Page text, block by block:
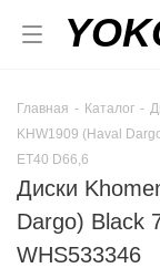
Главная - Каталог -
KHW1909 (Haval
ET40 D66,6
Диски
Dargo) Black
WHS533346